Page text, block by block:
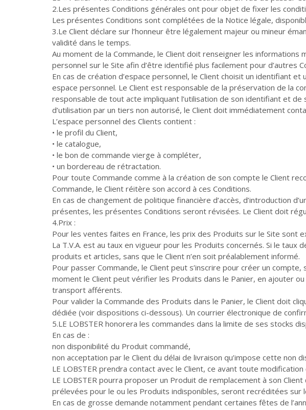
2.Les présentes Conditions générales ont pour objet de fixer les
Les présentes Conditions sont complétées de la Notice légale,
3.Le Client déclare sur l’honneur être légalement majeur ou mineur
validité dans le temps.
Au moment de la Commande, le Client doit renseigner les informations
personnel sur le Site afin d’être identifié plus facilement pour d’autres
En cas de création d’espace personnel, le Client choisit un identifiant
espace personnel. Le Client est responsable de la préservation de la
responsable de tout acte impliquant l’utilisation de son identifiant et
d’utilisation par un tiers non autorisé, le Client doit immédiatement
L’espace personnel des Clients contient :
• le profil du Client,
• le catalogue,
• le bon de commande vierge à compléter,
• un bordereau de rétractation.
Pour toute Commande comme à la création de son compte le Client
Commande, le Client réitère son accord à ces Conditions.
En cas de changement de politique financière d’accès, d’introduction
présentes, les présentes Conditions seront révisées. Le Client doit
4.Prix :
Pour les ventes faites en France, les prix des Produits sur le Site sont
La T.V.A. est au taux en vigueur pour les Produits concernés. Si le
produits et articles, sans que le Client n’en soit préalablement informé.
Pour passer Commande, le Client peut s’inscrire pour créer un
moment le Client peut vérifier les Produits dans le Panier, en ajouter
transport afférents.
Pour valider la Commande des Produits dans le Panier, le Client doit
dédiée (voir dispositions ci-dessous). Un courrier électronique de
5.LE LOBSTER honorera les commandes dans la limite de ses stocks
En cas de :
non disponibilité du Produit commandé,
non acceptation par le Client du délai de livraison qu’impose cette non
LE LOBSTER prendra contact avec le Client, ce avant toute modification
LE LOBSTER pourra proposer un Produit de remplacement à son
prélevées pour le ou les Produits indisponibles, seront recréditées
En cas de grosse demande notamment pendant certaines fêtes de